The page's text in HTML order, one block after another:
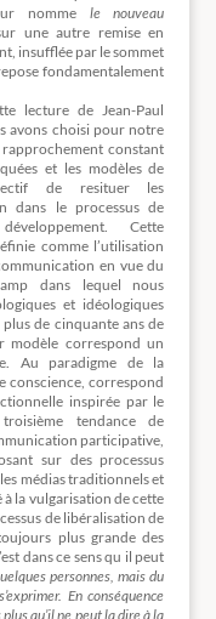
nomme le nouveau
une autre remise en
insufflée par le sommet
fondamentalement
lecture de Jean-Paul
avons choisi pour notre
constant
et les modèles de
de resituer les
dans le processus de
Cette
comme l’utilisation
en vue du
dans lequel nous
et idéologiques
de cinquante ans de
modèle correspond un
Au paradigme de la
conscience, correspond
inspirée par le
tendance de
participative,
sur des processus
médias traditionnels et
la vulgarisation de cette
de libéralisation de
plus grande des
dans ce sens qu il peut
personnes, mais du
En conséquence
qu’il ne peut la dire à la